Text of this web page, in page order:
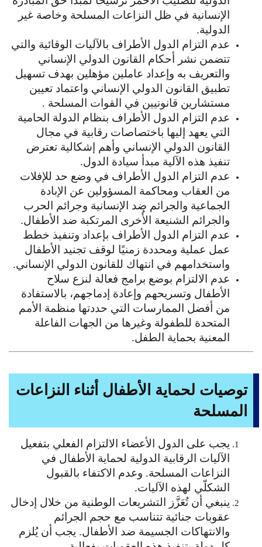
الإنسانية في ظل النزاعات المسلحة وخاصة غير
الدولية.
عدم التزام الدول الأطراف بالآليات الوقائية والتي
تتضمن نشر أحكام القانون الدولي الإنساني
والتعريف به وإعداد عاملين مؤهلين بهدف تسهيل
تطبيق القانون الدولي الإنساني واعتماد تعيين
مستشارين قانونيين في القوات المسلحة .
عدم التزام الدول الأطراف بنظام الدولة الحامية
التي يعهد إليها باختصاصات رقابية في مجال
القانون الدولي الإنساني وأهم إشكالية تعترض
تنفيذ هذه الآلية مبدأ سيادة الدول.
عدم التزام الدول الأطراف في وضع حد للإفلات
من العقاب ومحاكمة المسؤولين عن الإبادة
الجماعية والجرائم ضد الإنسانية وجرائم الحرب
والجرائم الشنيعة الأُخرى المرتكبة ضد الأطفال.
عدم التزام الدول الأطراف بإعداد وتنفيذ خطط
عمل عملية ومحددة زمنيًا لوقف تجنيد الأطفال
واستخدامهم في انتهاك للقانون الدولي الإنساني.
عدم الالتزام بوضع برامج فعالة لنزع سلاح
الأطفال وتسريحهم وإعادة إدماجهم، بالاستفادة
من أفضل الممارسات التي حددتها منظمة الأمم
المتحدة للطفولة وغيرها من الجهات الفاعلة
المعنية بحماية الطفل.
توصيات لحماية الأطفال أثناء النزاعات
المسلحة
يجب على الدول الأعضاء الالتزام الفعلي بتفعيل
الآليات الرقابية الدولية لحماية الأطفال في
النزاعات المسلحة. وعدم الاكتفاء بالقبول
الشكلّي لهذه الآليات.
ينبغي أن تُعَزَّز التشريعات الوطنية من خلال إدخال
عقوبات جنائية تتناسب مع حجم الجرائم
والانتهاكات الجسيمة ضد الأطفال. يجب أن يُلزم